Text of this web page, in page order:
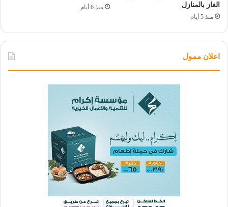
الغاز بالمنازل
منذ 5 أيام
منذ 6 أيام
اعلان ممول